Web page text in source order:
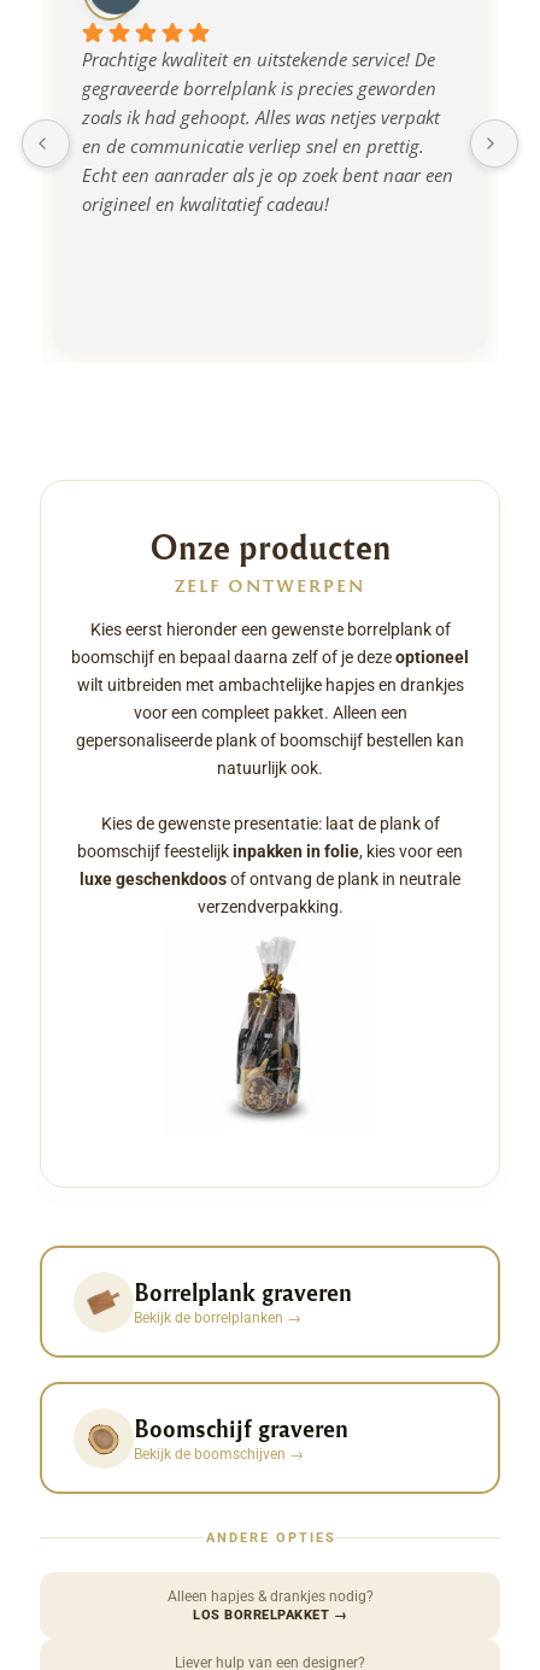
Prachtige kwaliteit en uitstekende service! De
gegraveerde borrelplank is precies geworden
zoals ik had gehoopt. Alles was netjes verpakt
en de communicatie verliep snel en prettig.
Echt een aanrader als je op zoek bent naar een
origineel en kwalitatief cadeau!
Onze producten
ZELF ONTWERPEN
Kies eerst hieronder een gewenste borrelplank of
boomschijf en bepaal daarna zelf of je dezeoptioneel
wilt uitbreiden met ambachtelijke hapjes en drankjes
voor een compleet pakket. Alleen een
gepersonaliseerde plank of boomschijf bestellen kan
natuurlijk ook.
Kies de gewenste presentatie: laat de plank of
boomschijf feestelijkinpakken in folie, kies voor een
luxe geschenkdoosof ontvang de plank in neutrale
verzendverpakking.
Borrelplank graveren
Bekijk de borrelplanken →
Boomschijf graveren
Bekijk de boomschijven →
ANDERE OPTIES
Alleen hapjes & drankjes nodig?
LOS BORRELPAKKET →
Liever hulp van een designer?